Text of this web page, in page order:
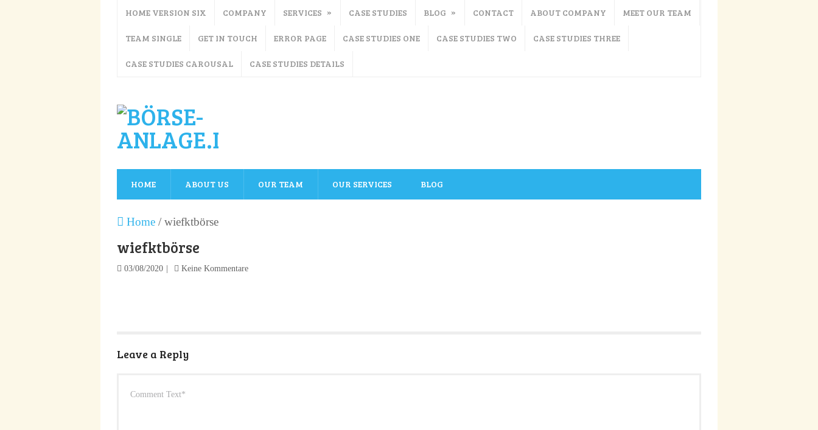
HOME VERSION SIX COMPANY SERVICES CASE STUDIES BLOG CONTACT ABOUT COMPANY MEET OUR TEAM
TEAM SINGLE GET IN TOUCH ERROR PAGE CASE STUDIES ONE CASE STUDIES TWO CASE STUDIES THREE
CASE STUDIES CAROUSAL CASE STUDIES DETAILS
HOME ABOUT US OUR TEAM OUR SERVICES BLOG
Home / wiefktbörse
wiefktbörse
03/08/2020 Keine Kommentare
Leave a Reply